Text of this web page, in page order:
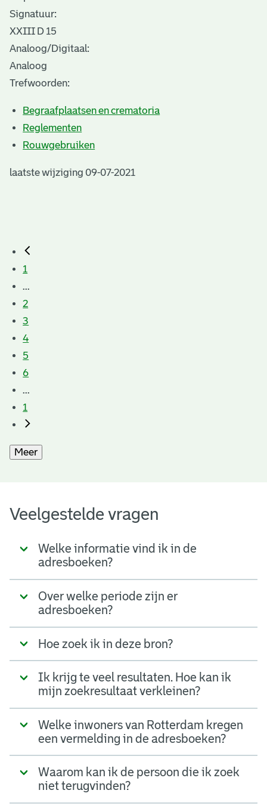
Signatuur:
XXIII D 15
Analoog/Digitaal:
Analoog
Trefwoorden:
Begraafplaatsen en crematoria
Reglementen
Rouwgebruiken
laatste wijziging 09-07-2021
1
...
2
3
4
5
6
...
1
Meer
Veelgestelde vragen
Welke informatie vind ik in de
adresboeken?
Over welke periode zijn er
adresboeken?
Hoe zoek ik in deze bron?
Ik krijg te veel resultaten. Hoe kan ik
mijn zoekresultaat verkleinen?
Welke inwoners van Rotterdam kregen
een vermelding in de adresboeken?
Waarom kan ik de persoon die ik zoek
niet terugvinden?